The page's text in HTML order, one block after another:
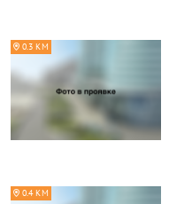
0.3 КМ
0.4 КМ